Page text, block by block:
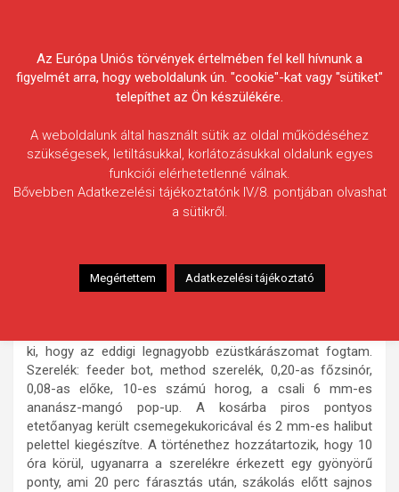
Egyesületek Szövetsége
Marton Gyula
Halfaj: Ezüstkárász
Fogott hal adatai: 1,36 kg / 32 cm
ki, hogy az eddigi legnagyobb ezüstkárászomat fogtam.
Szerelék: feeder bot, method szerelék, 0,20-as főzsinór,
0,08-as előke, 10-es számú horog, a csali 6 mm-es
ananász-mangó pop-up. A kosárba piros pontyos
etetőanyag került csemegekukoricával és 2 mm-es halibut
pelettel kiegészítve. A történethez hozzátartozik, hogy 10
óra körül, ugyanarra a szerelékre érkezett egy gyönyörű
ponty, ami 20 perc fárasztás után, szákolás előtt sajnos
Az Európa Uniós törvények értelmében fel kell hívnunk a
figyelmét arra, hogy weboldalunk ún. "cookie"-kat vagy "sütiket"
telepíthet az Ön készülékére.
A weboldalunk által használt sütik az oldal működéséhez
szükségesek, letiltásukkal, korlátozásukkal oldalunk egyes
funkciói elérhetetlenné válnak.
Bővebben Adatkezelési tájékoztatónk IV/8. pontjában olvashat
a sütikről.
Megértettem Adatkezelési tájékoztató